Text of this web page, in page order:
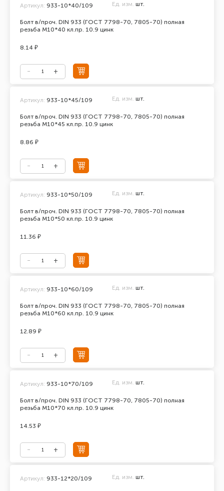
Болт в/проч. DIN 933 (ГОСТ 7798-70, 7805-70) полная
резьба М10*40 кл.пр. 10.9 цинк
Артикул: 933-10*40/109 Ед. изм. шт.
8.14 ₽
Болт в/проч. DIN 933 (ГОСТ 7798-70, 7805-70) полная
резьба М10*45 кл.пр. 10.9 цинк
Артикул: 933-10*45/109 Ед. изм. шт.
8.86 ₽
Болт в/проч. DIN 933 (ГОСТ 7798-70, 7805-70) полная
резьба М10*50 кл.пр. 10.9 цинк
Артикул: 933-10*50/109 Ед. изм. шт.
11.36 ₽
Болт в/проч. DIN 933 (ГОСТ 7798-70, 7805-70) полная
резьба М10*60 кл.пр. 10.9 цинк
Артикул: 933-10*60/109 Ед. изм. шт.
12.89 ₽
Болт в/проч. DIN 933 (ГОСТ 7798-70, 7805-70) полная
резьба М10*70 кл.пр. 10.9 цинк
Артикул: 933-10*70/109 Ед. изм. шт.
14.53 ₽
Артикул: 933-12*20/109 Ед. изм. шт.